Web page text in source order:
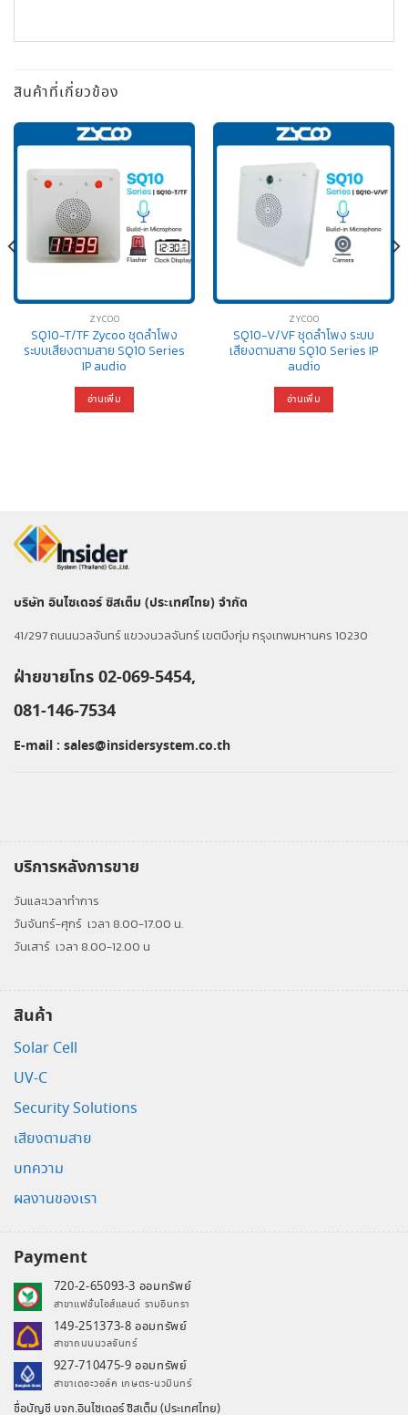
สินค้าที่เกี่ยวข้อง
ZYCOO
SQ10-T/TF Zycoo ชุดลำโพง
ระบบเสียงตามสาย SQ10 Series
IP audio
อ่านเพิ่ม
ZYCOO
SQ10-V/VF ชุดลำโพง ระบบ
เสียงตามสาย SQ10 Series IP
audio
อ่านเพิ่ม
บริษัท อินไซเดอร์ ซิสเต็ม (ประเทศไทย) จำกัด
41/297 ถนนนวลจันทร์ แขวงนวลจันทร์ เขตบึงกุ่ม กรุงเทพมหานคร 10230
ฝ่ายขายโทร 02-069-5454,
081-146-7534
E-mail : sales@insidersystem.co.th
บริการหลังการขาย
วันและเวลาทำการ
วันจันทร์-ศุกร์ เวลา 8.00-17.00 น.
วันเสาร์ เวลา 8.00-12.00 น
สินค้า
Solar Cell
UV-C
Security Solutions
เสียงตามสาย
บทความ
ผลงานของเรา
Payment
720-2-65093-3 ออมทรัพย์
สาขาแฟชั่นไอส์แลนด์ รามอินทรา
149-251373-8 ออมทรัพย์
สาขาถนนนวลจันทร์
927-710475-9 ออมทรัพย์
สาขาเดอะวอล์ค เกษตร-นวมินทร์
ชื่อบัญชี บจก.อินไซเดอร์ ซิสเต็ม (ประเทศไทย)